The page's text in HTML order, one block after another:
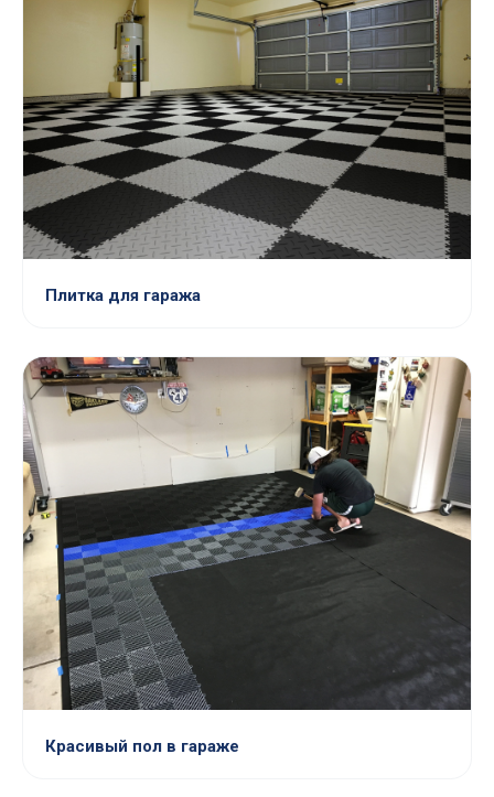
Плитка для гаража
Красивый пол в гараже